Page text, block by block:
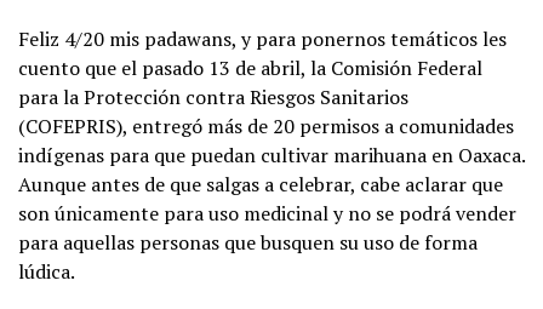
Feliz 4/20 mis padawans, y para ponernos temáticos les
cuento que el pasado 13 de abril, la Comisión Federal
para la Protección contra Riesgos Sanitarios
(COFEPRIS), entregó más de 20 permisos a comunidades
indígenas para que puedan cultivar marihuana en Oaxaca.
Aunque antes de que salgas a celebrar, cabe aclarar que
son únicamente para uso medicinal y no se podrá vender
para aquellas personas que busquen su uso de forma
lúdica.